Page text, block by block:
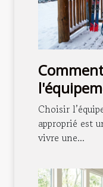
d'hiver
?
Choisir
approprié est
vivre une...